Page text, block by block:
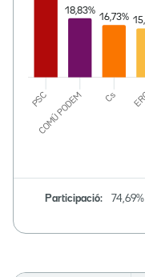
Participació: 74,69%